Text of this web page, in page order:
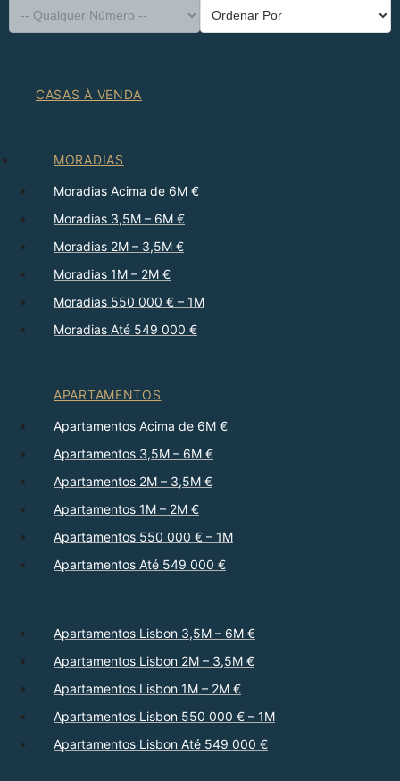
CASAS À VENDA
MORADIAS
Moradias Acima de 6M €
Moradias 3,5M – 6M €
Moradias 2M – 3,5M €
Moradias 1M – 2M €
Moradias 550 000 € – 1M
Moradias Até 549 000 €
APARTAMENTOS
Apartamentos Acima de 6M €
Apartamentos 3,5M – 6M €
Apartamentos 2M – 3,5M €
Apartamentos 1M – 2M €
Apartamentos 550 000 € – 1M
Apartamentos Até 549 000 €
Apartamentos Lisbon 3,5M – 6M €
Apartamentos Lisbon 2M – 3,5M €
Apartamentos Lisbon 1M – 2M €
Apartamentos Lisbon 550 000 € – 1M
Apartamentos Lisbon Até 549 000 €